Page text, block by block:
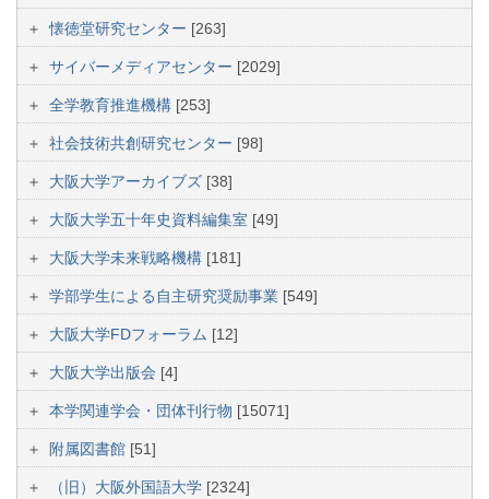
懐徳堂研究センター [263]
サイバーメディアセンター [2029]
全学教育推進機構 [253]
社会技術共創研究センター [98]
大阪大学アーカイブズ [38]
大阪大学五十年史資料編集室 [49]
大阪大学未来戦略機構 [181]
学部学生による自主研究奨励事業 [549]
大阪大学FDフォーラム [12]
大阪大学出版会 [4]
本学関連学会・団体刊行物 [15071]
附属図書館 [51]
（旧）大阪外国語大学 [2324]